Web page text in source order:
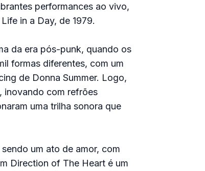
performances ao vivo,
in a Day, de 1979.
da era pós-punk, quando os
formas diferentes, com um
de Donna Summer. Logo,
inovando com refrões
uma trilha sonora que
um ato de amor, com
Direction of The Heart é um